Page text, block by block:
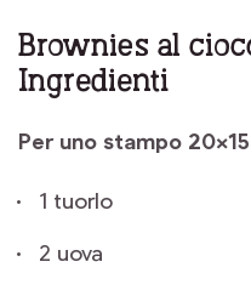
Brownies al
Ingredienti
Per uno stampo 20×15
1 tuorlo
2 uova